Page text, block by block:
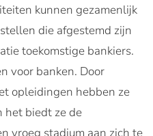
kunnen gezamenlijk
die afgestemd zijn
toekomstige bankiers.
voor banken. Door
opleidingen hebben ze
het biedt ze de